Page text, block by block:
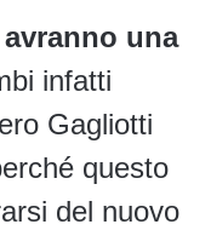
una
infatti
Gagliotti
questo
del nuovo